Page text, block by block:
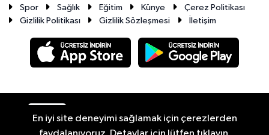
Spor
Sağlık Eğitim Künye
Çerez Politikası
Gizlilik Politikası
Gizlilik Sözleşmesi İletişim
RSS Copyright © 2026. Her hakkı saklıdır.
En iyi site deneyimi sağlamak için çerezlerden